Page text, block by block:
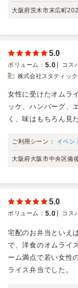
大阪府茨木市末広町
5.0
ボリューム ： 5.0 コス
株式会社スタティッ
女性に受けたオムラ
ッケ、ハンバーグ、
く、味はもちろん見
ご利用シーン： イベン
大阪府大阪市中央区備
5.0
ボリューム ： 5.0 コス
宅配のお弁当といえ
で、洋食のオムライ
ーム満点で若い女性
ライス弁当でした。